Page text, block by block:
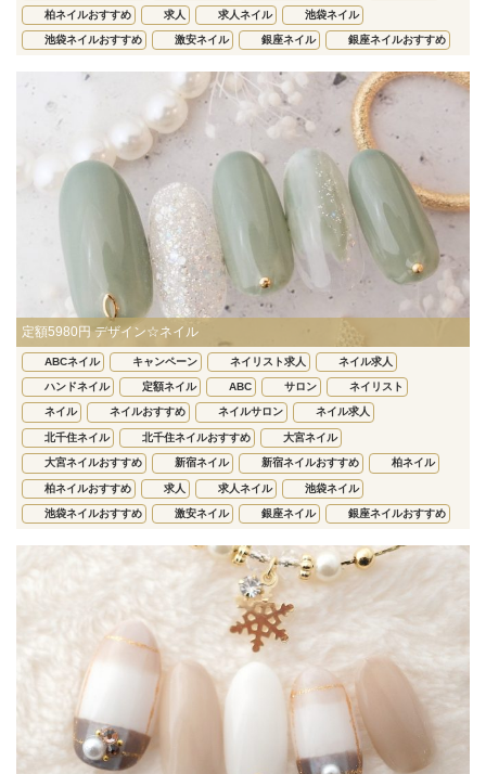
柏ネイルおすすめ 求人 求人ネイル 池袋ネイル
池袋ネイルおすすめ 激安ネイル 銀座ネイル 銀座ネイルおすすめ
定額5980円 デザイン☆ネイル
ABCネイル キャンペーン ネイリスト求人 ネイル求人
ハンドネイル 定額ネイル ABC サロン ネイリスト
ネイル ネイルおすすめ ネイルサロン ネイル求人
北千住ネイル 北千住ネイルおすすめ 大宮ネイル
大宮ネイルおすすめ 新宿ネイル 新宿ネイルおすすめ 柏ネイル
柏ネイルおすすめ 求人 求人ネイル 池袋ネイル
池袋ネイルおすすめ 激安ネイル 銀座ネイル 銀座ネイルおすすめ